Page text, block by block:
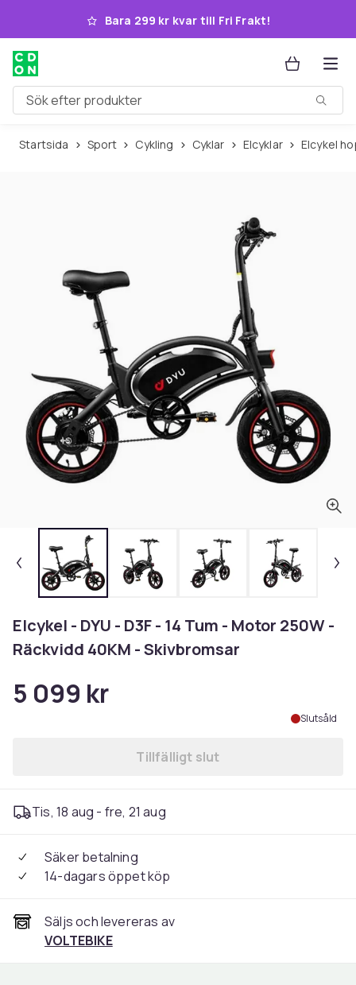
Hoppa till huvudinnehållet
Bara 299 kr kvar till Fri Frakt!
Sök efter produkter
Startsida Sport Cykling Cyklar Elcyklar Elcykel
Elcykel - DYU - D3F - 14 Tum - Motor 250W -
Räckvidd 40KM - Skivbromsar
5 099 kr
Slutsåld
Tillfälligt slut
Tis, 18 aug - fre, 21 aug
Säker betalning
14-dagars öppet köp
Säljs och levereras av
VOLTEBIKE